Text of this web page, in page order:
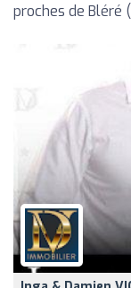
proches de Bléré